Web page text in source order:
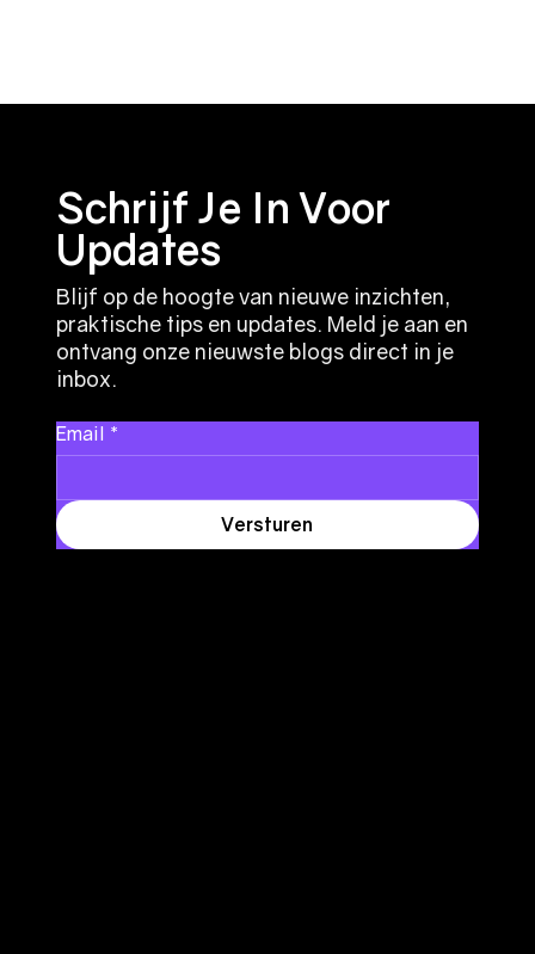
Email *
Versturen
Schrijf Je In Voor
Updates
Blijf op de hoogte van nieuwe inzichten,
praktische tips en updates. Meld je aan en
ontvang onze nieuwste blogs direct in je
inbox.